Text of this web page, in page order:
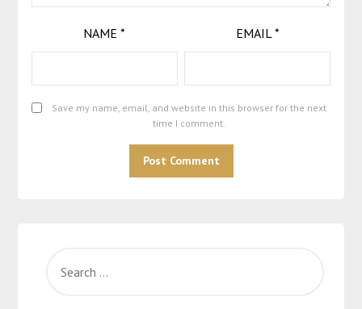
NAME* EMAIL*
Save my name, email, and website in this browser for the next
time I comment.